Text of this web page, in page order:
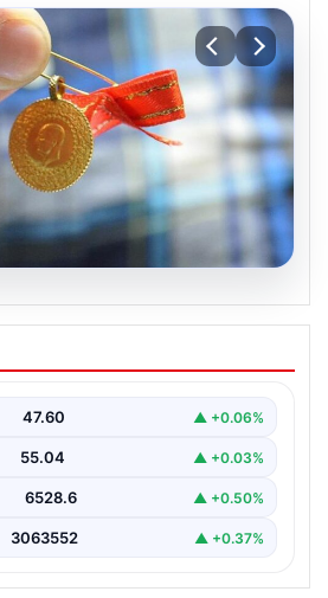
8 Nisan 2026: Altın
oldu? Gram, çeyrek,
Altın Fiyatları Canlı Takip: Gram,
Altını…
47.60 ▲ +0.06%
55.04 ▲ +0.03%
6528.6 ▲ +0.50%
3063552 ▲ +0.37%